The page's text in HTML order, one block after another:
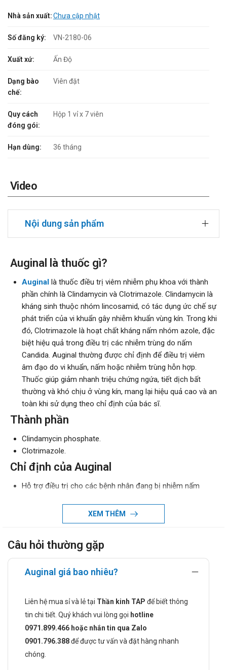
Nhà sản xuất:Chưa cập nhật
Số đăng ký: VN-2180-06
Xuất xứ: Ấn Độ
Dạng bào
chế:
Viên đặt
Quy cách
đóng gói:
Hộp 1 vỉ x 7 viên
Hạn dùng: 36 tháng
Video
Nội dung sản phẩm
Auginal là thuốc gì?
Auginal là thuốc điều trị viêm nhiễm phụ khoa với thành
phần chính là Clindamycin và Clotrimazole. Clindamycin là
kháng sinh thuộc nhóm lincosamid, có tác dụng ức chế sự
phát triển của vi khuẩn gây nhiễm khuẩn vùng kín. Trong khi
đó, Clotrimazole là hoạt chất kháng nấm nhóm azole, đặc
biệt hiệu quả trong điều trị các nhiễm trùng do nấm
Candida. Auginal thường được chỉ định để điều trị viêm
âm đạo do vi khuẩn, nấm hoặc nhiễm trùng hỗn hợp.
Thuốc giúp giảm nhanh triệu chứng ngứa, tiết dịch bất
thường và khó chịu ở vùng kín, mang lại hiệu quả cao và an
toàn khi sử dụng theo chỉ định của bác sĩ.
Thành phần
Clindamycin phosphate.
Clotrimazole.
Chỉ định của Auginal
Hỗ trợ điều trị cho các bệnh nhân đang bị nhiễm nấm
Hỗ trợ điều trị dự phòng cho người có nguy cơ cao nhiễm
nấm Candida.
Chống chỉ định khi dùng Auginal
Bệnh nhân vui lòng không sử dụng thuốc cho các trường
hợp: Không sử dụng thuốc Auginal cho người có tiền sử
Cách dùng và liều dùng của Auginal
Cách dùng:
Thuốc được bào chế dạng viên nên bệnh nhân sử dụng
thuốc bằng đường đặt âm đạo. Bệnh nhân nên sử dụng
vào buổi tối trước khi đi ngủ. Trước khi dùng có thể để
XEM THÊM
Câu hỏi thường gặp
Auginal giá bao nhiêu?
Liên hệ mua sỉ và lẻ tại Thần kinh TAP để biết thông
tin chi tiết. Quý khách vui lòng gọi hotline
0971.899.466 hoặc nhắn tin qua Zalo
0901.796.388để được tư vấn và đặt hàng nhanh
chóng.